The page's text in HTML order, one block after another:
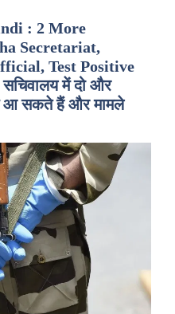
: 2 More
Secretariat,
Test Positive
में दो और
आ सकते हैं और मामले